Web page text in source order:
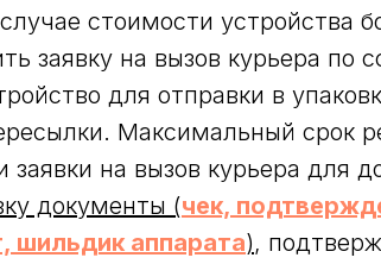
стоимости устройства
заявку на вызов курьера по
для отправки в
Максимальный срок
на вызов курьера для
документы (чек,
шильдик аппарата),